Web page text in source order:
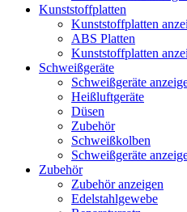
Kunststoffplatten
Kunststoffplatten
ABS Platten
Kunststoffplatten
Schweißgeräte
Schweißgeräte
Heißluftgeräte
Düsen
Zubehör
Schweißkolben
Schweißgeräte
Zubehör
Zubehör anzeigen
Edelstahlgewebe